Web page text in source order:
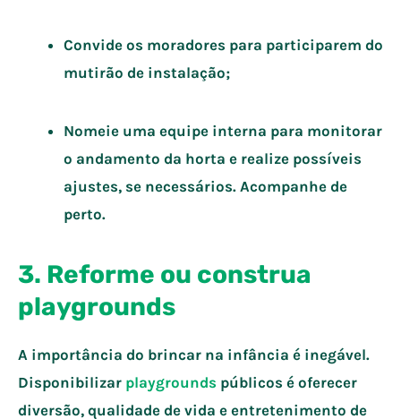
Convide os moradores para participarem do
mutirão de instalação;
Nomeie uma equipe interna para monitorar
o andamento da horta e realize possíveis
ajustes, se necessários. Acompanhe de
perto.
3. Reforme ou construa
playgrounds
A importância do brincar na infância é inegável.
Disponibilizar playgrounds públicos é oferecer
diversão, qualidade de vida e entretenimento de